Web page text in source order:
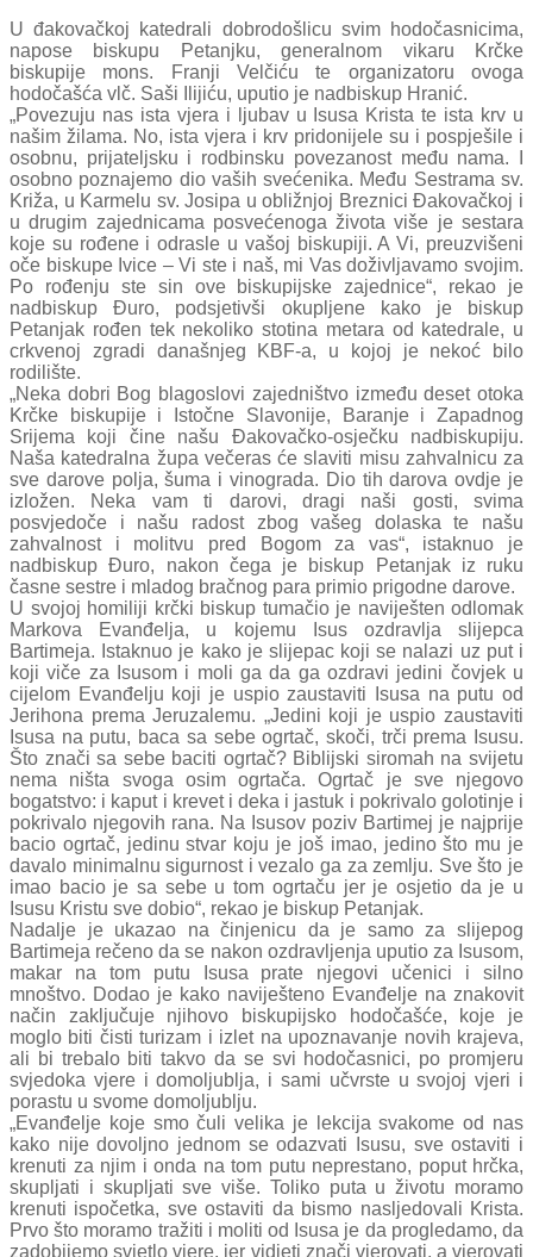
U đakovačkoj katedrali dobrodošlicu svim hodočasnicima,
napose biskupu Petanjku, generalnom vikaru Krčke
biskupije mons. Franji Velčiću te organizatoru ovoga
hodočašća vlč. Saši Ilijiću, uputio je nadbiskup Hranić.
„Povezuju nas ista vjera i ljubav u Isusa Krista te ista krv u
našim žilama. No, ista vjera i krv pridonijele su i pospješile i
osobnu, prijateljsku i rodbinsku povezanost među nama. I
osobno poznajemo dio vaših svećenika. Među Sestrama sv.
Križa, u Karmelu sv. Josipa u obližnjoj Breznici Đakovačkoj i
u drugim zajednicama posvećenoga života više je sestara
koje su rođene i odrasle u vašoj biskupiji. A Vi, preuzvišeni
oče biskupe Ivice – Vi ste i naš, mi Vas doživljavamo svojim.
Po rođenju ste sin ove biskupijske zajednice“, rekao je
nadbiskup Đuro, podsjetivši okupljene kako je biskup
Petanjak rođen tek nekoliko stotina metara od katedrale, u
crkvenoj zgradi današnjeg KBF-a, u kojoj je nekoć bilo
rodilište.
„Neka dobri Bog blagoslovi zajedništvo između deset otoka
Krčke biskupije i Istočne Slavonije, Baranje i Zapadnog
Srijema koji čine našu Đakovačko-osječku nadbiskupiju.
Naša katedralna župa večeras će slaviti misu zahvalnicu za
sve darove polja, šuma i vinograda. Dio tih darova ovdje je
izložen. Neka vam ti darovi, dragi naši gosti, svima
posvjedoče i našu radost zbog vašeg dolaska te našu
zahvalnost i molitvu pred Bogom za vas“, istaknuo je
nadbiskup Đuro, nakon čega je biskup Petanjak iz ruku
časne sestre i mladog bračnog para primio prigodne darove.
U svojoj homiliji krčki biskup tumačio je naviješten odlomak
Markova Evanđelja, u kojemu Isus ozdravlja slijepca
Bartimeja. Istaknuo je kako je slijepac koji se nalazi uz put i
koji viče za Isusom i moli ga da ga ozdravi jedini čovjek u
cijelom Evanđelju koji je uspio zaustaviti Isusa na putu od
Jerihona prema Jeruzalemu. „Jedini koji je uspio zaustaviti
Isusa na putu, baca sa sebe ogrtač, skoči, trči prema Isusu.
Što znači sa sebe baciti ogrtač? Biblijski siromah na svijetu
nema ništa svoga osim ogrtača. Ogrtač je sve njegovo
bogatstvo: i kaput i krevet i deka i jastuk i pokrivalo golotinje i
pokrivalo njegovih rana. Na Isusov poziv Bartimej je najprije
bacio ogrtač, jedinu stvar koju je još imao, jedino što mu je
davalo minimalnu sigurnost i vezalo ga za zemlju. Sve što je
imao bacio je sa sebe u tom ogrtaču jer je osjetio da je u
Isusu Kristu sve dobio“, rekao je biskup Petanjak.
Nadalje je ukazao na činjenicu da je samo za slijepog
Bartimeja rečeno da se nakon ozdravljenja uputio za Isusom,
makar na tom putu Isusa prate njegovi učenici i silno
mnoštvo. Dodao je kako naviješteno Evanđelje na znakovit
način zaključuje njihovo biskupijsko hodočašće, koje je
moglo biti čisti turizam i izlet na upoznavanje novih krajeva,
ali bi trebalo biti takvo da se svi hodočasnici, po promjeru
svjedoka vjere i domoljublja, i sami učvrste u svojoj vjeri i
porastu u svome domoljublju.
„Evanđelje koje smo čuli velika je lekcija svakome od nas
kako nije dovoljno jednom se odazvati Isusu, sve ostaviti i
krenuti za njim i onda na tom putu neprestano, poput hrčka,
skupljati i skupljati sve više. Toliko puta u životu moramo
krenuti ispočetka, sve ostaviti da bismo nasljedovali Krista.
Prvo što moramo tražiti i moliti od Isusa je da progledamo, da
zadobijemo svjetlo vjere, jer vidjeti znači vjerovati, a vjerovati